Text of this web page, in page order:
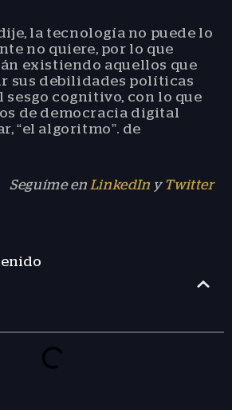
la tecnología no puede lo
no quiere, por lo que
existiendo aquellos que
sus debilidades políticas
cognitivo, con lo que
de democracia digital
“el algoritmo”. de
Seguíme en LinkedIn y Twitter